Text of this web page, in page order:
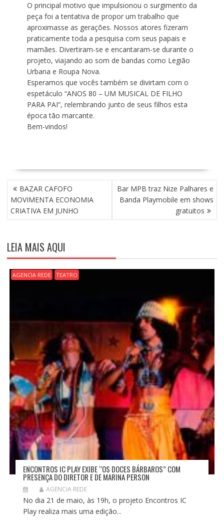
O principal motivo que impulsionou o surgimento da
peça foi a tentativa de propor um trabalho que
aproximasse as gerações. Nossos atores fizeram
praticamente toda a pesquisa com seus papais e
mamães. Divertiram-se e encantaram-se durante o
projeto, viajando ao som de bandas como Legião
Urbana e Roupa Nova.
Esperamos que vocês também se divirtam com o
espetáculo “ANOS 80 – UM MUSICAL DE FILHO
PARA PAI”, relembrando junto de seus filhos esta
época tão marcante.
Bem-vindos!
N
A
V
E
A
Ç
Ã
O
D
O
BAZAR CAFOFO
MOVIMENTA ECONOMIA
CRIATIVA EM JUNHO
Bar MPB traz Nize Palhares e
Banda Playmobile em shows
gratuitos
LEIA MAIS AQUI
AGENCIA REDE TEATRO
ENCONTROS IC PLAY EXIBE “OS DOCES BÁRBAROS” COM
PRESENÇA DO DIRETOR E DE MARINA PERSON
AGENCIA REDE
No dia 21 de maio, às 19h, o projeto Encontros IC
Play realiza mais uma edição...